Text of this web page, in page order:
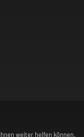
weiter helfen können.